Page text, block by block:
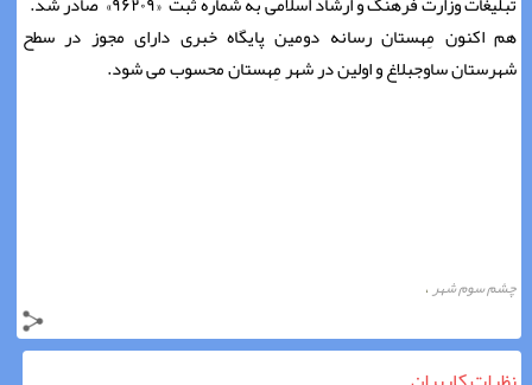
هم اکنون مِهستان رسانه دومین پایگاه خبری دارای مجوز در سطح
شهرستان ساوجبلاغ و اولین در شهر مِهستان محسوب می شود.
چشم سوم شهر،